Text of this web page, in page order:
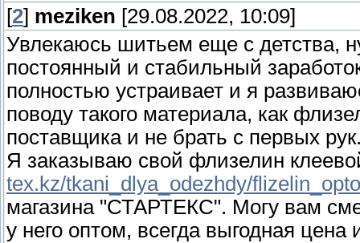
[2] meziken [29.08.2022, 10:09]
Увлекаюсь шитьем еще с детства,
постоянный и стабильный
полностью устраивает и я
поводу такого материала, как
поставщика и не брать с первых
Я заказываю свой флизелин
tex.kz/tkani_dlya_odezhdy/
магазина "СТАРТЕКС". Могу вам
у него оптом, всегда выгодная цена